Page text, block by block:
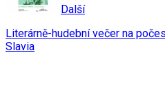
Další
Literárně-hudební večer na
Slavia